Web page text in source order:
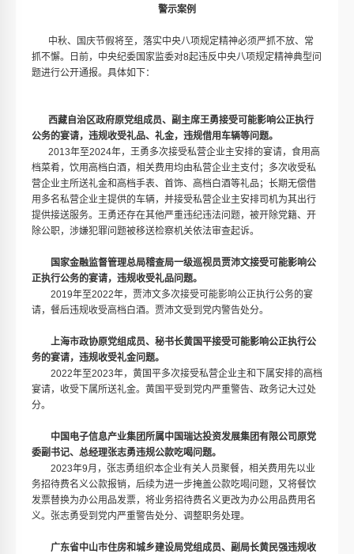
警示案例
中秋、国庆节假将至，落实中央八项规定精神必须严抓不放、常
抓不懈。日前，中央纪委国家监委对8起违反中央八项规定精神典型问
题进行公开通报。具体如下：
西藏自治区政府原党组成员、副主席王勇接受可能影响公正执行
公务的宴请，违规收受礼品、礼金，违规借用车辆等问题。
2013年至2024年，王勇多次接受私营企业主安排的宴请，食用高
档菜肴，饮用高档白酒，相关费用均由私营企业主支付；多次收受私
营企业主所送礼金和高档手表、首饰、高档白酒等礼品；长期无偿借
用多名私营企业主提供的车辆，并接受私营企业主安排司机为其出行
提供接送服务。王勇还存在其他严重违纪违法问题，被开除党籍、开
除公职，涉嫌犯罪问题被移送检察机关依法审查起诉。
国家金融监督管理总局稽查局一级巡视员贾沛文接受可能影响公
正执行公务的宴请，违规收受礼品问题。
2019年至2022年，贾沛文多次接受可能影响公正执行公务的宴
请，餐后违规收受高档白酒。贾沛文受到党内警告处分。
上海市政协原党组成员、秘书长黄国平接受可能影响公正执行公
务的宴请，违规收受礼金问题。
2022年至2023年，黄国平多次接受私营企业主和下属安排的高档
宴请，收受下属所送礼金。黄国平受到党内严重警告、政务记大过处
分。
中国电子信息产业集团所属中国瑞达投资发展集团有限公司原党
委副书记、总经理张志勇违规公款吃喝问题。
2023年9月，张志勇组织本企业有关人员聚餐，相关费用先以业
务招待费名义公款报销，后续为进一步掩盖公款吃喝问题，又将餐饮
发票替换为办公用品发票，将业务招待费名义更改为办公用品费用名
义。张志勇受到党内严重警告处分、调整职务处理。
广东省中山市住房和城乡建设局党组成员、副局长黄民强违规收